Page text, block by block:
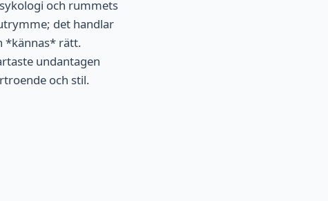
och rummets
det handlar
*kännas* rätt.
undantagen
och stil.